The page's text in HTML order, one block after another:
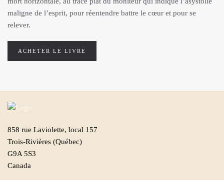
maligne de l’esprit, pour réentendre battre le cœur et pour se
relever.
ACHETER LE LIVRE
858 rue Laviolette, local 157
Trois-Rivières (Québec)
G9A 5S3
Canada